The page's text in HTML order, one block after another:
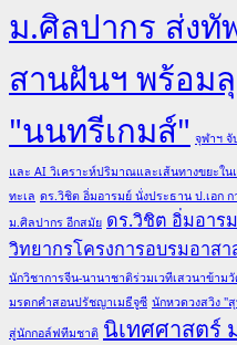
ม.ศิลปากร ส่งทั
สานฝันฯ พร้อ
"นนทรีเกมส์" จุฬาฯ จั
และ AI วิเคราะห์ปริมาณและเส้นทางขยะใ
ทะเล ดร.วิชิต อิ่มอารมย์ นั่งประธาน ป.เอก
ม.ศิลปากร อีกสมัย ดร.วิชิต อิ่มอาร
วิทยากรโครงการอบรมอาส
นักวิชาการจีน-นานาชาติร่วมเวทีเสวนาข้า
มรดกคำสอนปรัชญาเมธีจูซี นักหวดวงสวิง "
สู่นักกอล์ฟทีมชาติ นิเทศศาสตร์